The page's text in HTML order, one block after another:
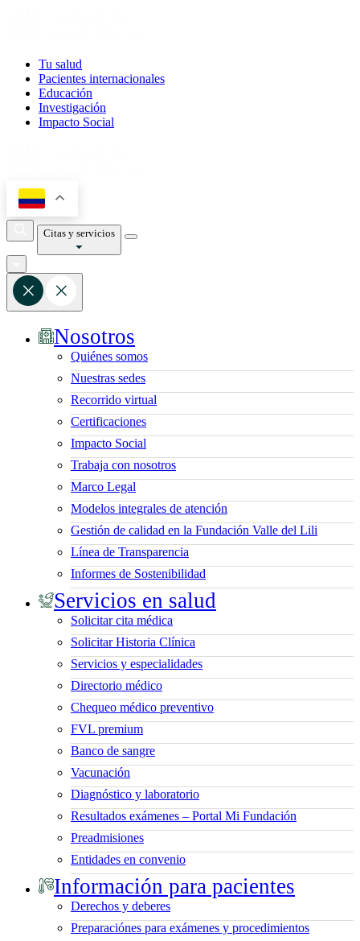
Tu salud
Pacientes internacionales
Educación
Investigación
Impacto Social
Citas y servicios
Nosotros
Quiénes somos
Nuestras sedes
Recorrido virtual
Certificaciones
Impacto Social
Trabaja con nosotros
Marco Legal
Modelos integrales de atención
Gestión de calidad en la Fundación Valle del Lili
Línea de Transparencia
Informes de Sostenibilidad
Servicios en salud
Solicitar cita médica
Solicitar Historia Clínica
Servicios y especialidades
Directorio médico
Chequeo médico preventivo
FVL premium
Banco de sangre
Vacunación
Diagnóstico y laboratorio
Resultados exámenes – Portal Mi Fundación
Preadmisiones
Entidades en convenio
Información para pacientes
Derechos y deberes
Preparaciónes para exámenes y procedimientos